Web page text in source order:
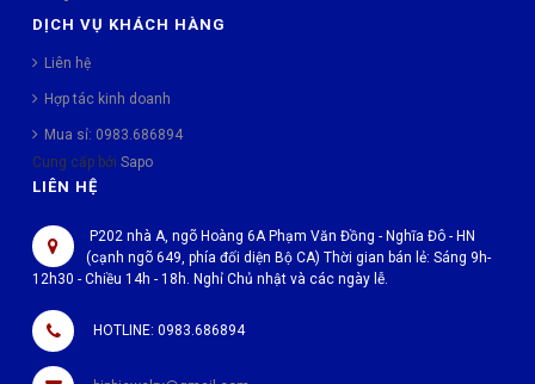
DỊCH VỤ KHÁCH HÀNG
Liên hệ
Hợp tác kinh doanh
Mua sỉ: 0983.686894
Cung cấp bởi Sapo
LIÊN HỆ
P202 nhà A, ngõ Hoàng 6A Phạm Văn Đồng - Nghĩa Đô - HN
(cạnh ngõ 649, phía đối diện Bộ CA) Thời gian bán lẻ: Sáng 9h-
12h30 - Chiều 14h - 18h. Nghỉ Chủ nhật và các ngày lễ.
HOTLINE: 0983.686894